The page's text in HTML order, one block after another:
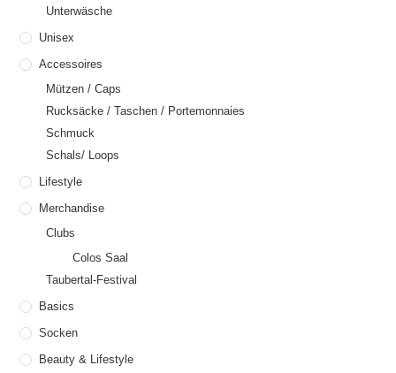
Unterwäsche
Unisex
Accessoires
Mützen / Caps
Rucksäcke / Taschen / Portemonnaies
Schmuck
Schals/ Loops
Lifestyle
Merchandise
Clubs
Colos Saal
Taubertal-Festival
Basics
Socken
Beauty & Lifestyle